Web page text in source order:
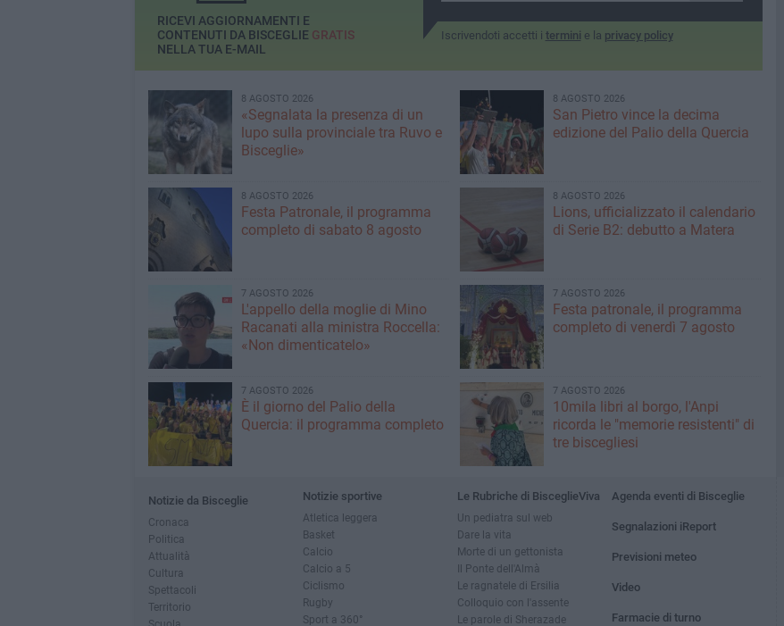
Iscrivendoti accetti i termini e la privacy policy
RICEVI AGGIORNAMENTI E
CONTENUTI DA BISCEGLIE GRATIS
NELLA TUA E-MAIL
8 AGOSTO 2026
«Segnalata la presenza di un
lupo sulla provinciale tra Ruvo e
Bisceglie»
8 AGOSTO 2026
San Pietro vince la decima
edizione del Palio della Quercia
8 AGOSTO 2026
Festa Patronale, il programma
completo di sabato 8 agosto
8 AGOSTO 2026
Lions, ufficializzato il calendario
di Serie B2: debutto a Matera
7 AGOSTO 2026
L'appello della moglie di Mino
Racanati alla ministra Roccella:
«Non dimenticatelo»
7 AGOSTO 2026
Festa patronale, il programma
completo di venerdì 7 agosto
7 AGOSTO 2026
È il giorno del Palio della
Quercia: il programma completo
7 AGOSTO 2026
10mila libri al borgo, l'Anpi
ricorda le "memorie resistenti" di
tre biscegliesi
Notizie da Bisceglie
Cronaca
Politica
Attualità
Cultura
Spettacoli
Territorio
Notizie sportive
Atletica leggera
Basket
Calcio
Calcio a 5
Ciclismo
Rugby
Sport a 360°
Le Rubriche di BisceglieViva
Un pediatra sul web
Dare la vita
Morte di un gettonista
Il Ponte dell'Almà
Le ragnatele di Ersilia
Colloquio con l'assente
Le parole di Sherazade
Agenda eventi di Bisceglie
Segnalazioni iReport
Previsioni meteo
Video
Farmacie di turno